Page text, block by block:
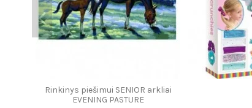
Rinkinys piešimui SENIOR arkliai
EVENING PASTURE